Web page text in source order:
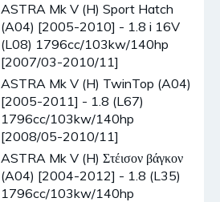
ASTRA Mk V (H) Sport Hatch
(A04) [2005-2010] - 1.8 i 16V
(L08) 1796cc/103kw/140hp
[2007/03-2010/11]
ASTRA Mk V (H) TwinTop (A04)
[2005-2011] - 1.8 (L67)
1796cc/103kw/140hp
[2008/05-2010/11]
ASTRA Mk V (H) Στέισον βάγκον
(A04) [2004-2012] - 1.8 (L35)
1796cc/103kw/140hp